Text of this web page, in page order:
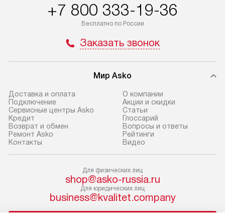
доставляются бесплатно
по Москве в пределах МКАД,
не предусмотрена. Доставка
транспортную компанию. После
100% предоплаты мы бесплатно
доставляем заказ
до представительства
транспортной компании в г. Москва.
Пожалуйста, уточняйте условия
доставки у менеджера при
В оговоренный день служба
доставки доставит упакованный
прибор до двери или прихожей.
материалы.
Готовые
от категории,
разблокировку
соединение
+7 800 333-19-36
Бесплатно по России
Заказать звонок
Мир Asko
Доставка и оплата
Подключение
Сервисные центры Asko
Кредит
Возврат и обмен
Ремонт Asko
Контакты
О компании
Акции и скидки
Статьи
Глоссарий
Вопросы и ответы
Рейтинги
Видео
Для физических лиц
shop@asko-russia.ru
Для юридических лиц
business@kvalitet.company